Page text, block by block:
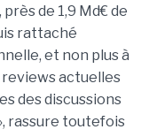
de 1,9 Md€ de
rattaché
et non plus à
actuelles
des discussions
rassure toutefois